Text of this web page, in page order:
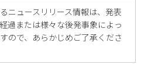
ニュースリリース情報は、発表
過または様々な後発事象によっ
ので、あらかじめご了承くださ